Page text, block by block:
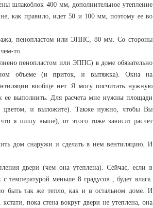
шлакоблок 400 мм, дополнительное утепление
как правило, идет 50 и 100 мм, поэтому ее во
пенопластом или ЭППС, 80 мм. Со стороны
то.
пенопластом или ЭППС) в доме обязательно
объеме (и приток, и вытяжка). Окна на
вообще нет. Я могу посчитать нужную
выполнить. Для расчета мне нужны площади
цветом, и выложите). Также нужно, чтобы Вы
я пишу выше), от этого тоже зависит расчет
дом снаружи и сделать в нем вентиляцию. И
двери (чем она утеплена). Сейчас, если в
температурой меньше 8 градусов , будет влага.
быть так же тепло, как и в остальном доме. И
пока стена вокруг двери не утеплена, она